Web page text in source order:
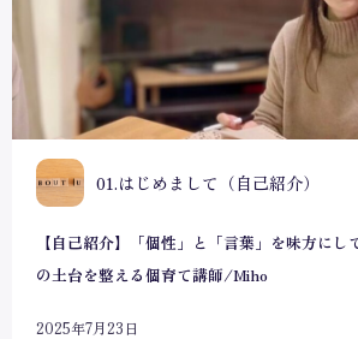
0 01.はじめまして（自己紹介）
【自己紹介】「個性」と「言葉」を味方に
の土台を整える個育て講師/Miho
2025年7月23日